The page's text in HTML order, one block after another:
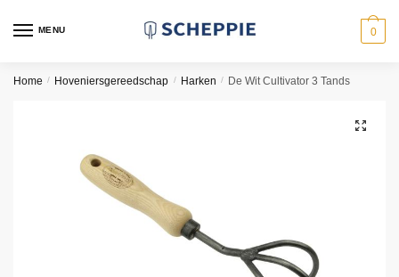
MENU 0
Home / Hoveniersgereedschap / Harken / De Wit Cultivator 3 Tands
🔍